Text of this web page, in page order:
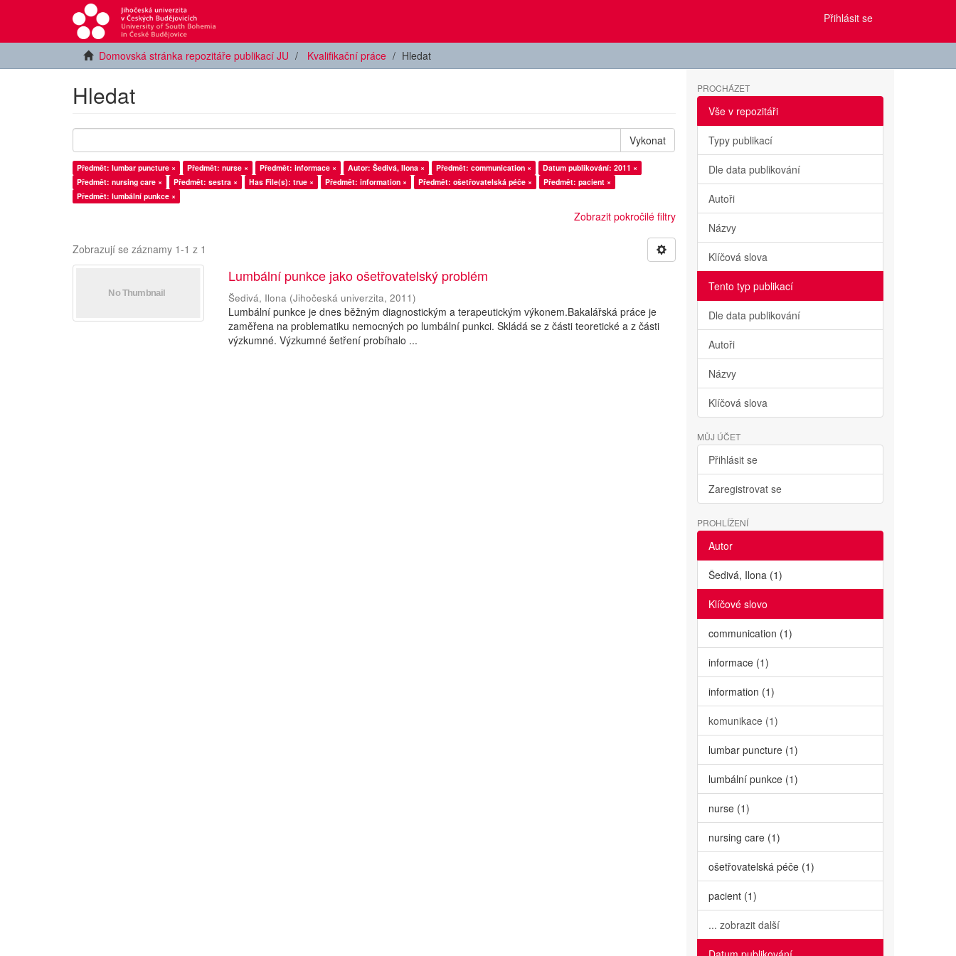
Přihlásit se
Domovská stránka repozitáře publikací JU Kvalifikační práce Hledat
Hledat
Vykonat
Předmět: lumbar puncture × Předmět: nurse × Předmět: informace × Autor: Šedivá, Ilona × Předmět: communication ×
Datum publikování: 2011 ×
Předmět: nursing care ×
Předmět: sestra × Has File(s): true × Předmět: information × Předmět: ošetřovatelská péče ×
Předmět: pacient ×
Předmět: lumbální punkce ×
Zobrazit pokročilé filtry
Zobrazují se záznamy 1-1 z 1
Lumbální punkce jako ošetřovatelský problém
Šedivá, Ilona (Jihočeská univerzita,2011)
Lumbální punkce je dnes běžným diagnostickým a terapeutickým výkonem.Bakalářská práce je
zaměřena na problematiku nemocných po lumbální punkci. Skládá se z části teoretické a z části
výzkumné. Výzkumné šetření probíhalo ...
PROCHÁZET
Vše v repozitáři
Typy publikací
Dle data publikování
Autoři
Názvy
Klíčová slova
Tento typ publikací
Dle data publikování
Autoři
Názvy
Klíčová slova
MŮJ ÚČET
Přihlásit se
Zaregistrovat se
PROHLÍŽENÍ
Autor
Šedivá, Ilona (1)
Klíčové slovo
communication (1)
informace (1)
information (1)
komunikace (1)
lumbar puncture (1)
lumbální punkce (1)
nurse (1)
nursing care (1)
ošetřovatelská péče (1)
pacient (1)
... zobrazit další